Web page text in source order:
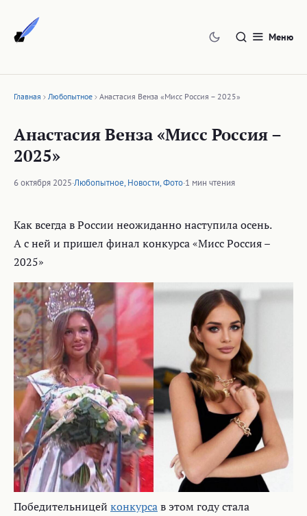
содержимому
Меню
Главная Любопытное Анастасия Венза «Мисс Россия – 2025»
Анастасия Венза «Мисс Россия –
2025»
6 октября 2025·Любопытное, Новости,Фото·1 мин чтения
Как всегда в России неожиданно наступила осень.
А с ней и пришел финал конкурса «Мисс Россия –
2025»
Победительницей конкурсав этом году стала